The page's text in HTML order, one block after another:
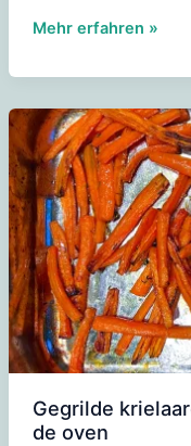
Rode
Mehr erfahren »
Gegrilde
de oven